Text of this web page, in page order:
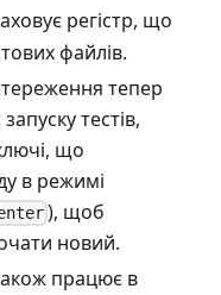
регістр, що
файлів.
тепер
тестів,
що
в режимі
), щоб
новий.
працює в